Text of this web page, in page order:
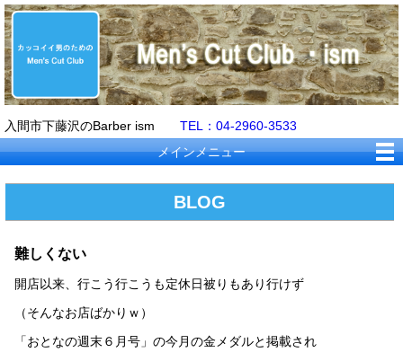
入間市下藤沢のBarber ism TEL：04-2960-3533
メインメニュー
BLOG
難しくない
開店以来、行こう行こうも定休日被りもあり行けず
（そんなお店ばかりｗ）
「おとなの週末６月号」の今月の金メダルと掲載され